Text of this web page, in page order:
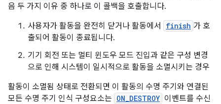
음 두 가지 이유 중 하나로 이 콜백을 호출합니다.
사용자가 활동을 완전히 닫거나 활동에서
finish 가 호
출되어 활동이 종료됩니다.
기기 회전 또는 멀티 윈도우 모드 진입과 같은 구성 변경
으로 인해 시스템이 일시적으로 활동을 소멸시키는 경우
활동이 소멸됨 상태로 전환되면 이 활동의 수명 주기와 연결된
모든 수명 주기 인식 구성요소는 ON_DESTROY 이벤트를 수신